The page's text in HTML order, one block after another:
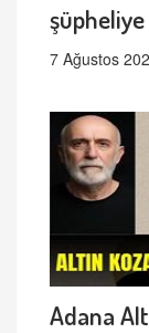
7 Ağustos
Adana